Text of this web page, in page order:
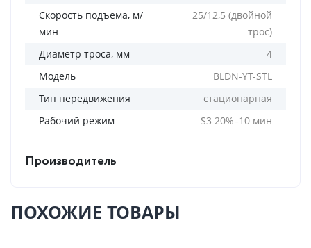
Скорость подъема, м/
мин
25/12,5 (двойной
трос)
Диаметр троса, мм
4
Модель
BLDN-YT-STL
Тип передвижения
стационарная
Рабочий режим
S3 20%–10 мин
Производитель
ПОХОЖИЕ ТОВАРЫ